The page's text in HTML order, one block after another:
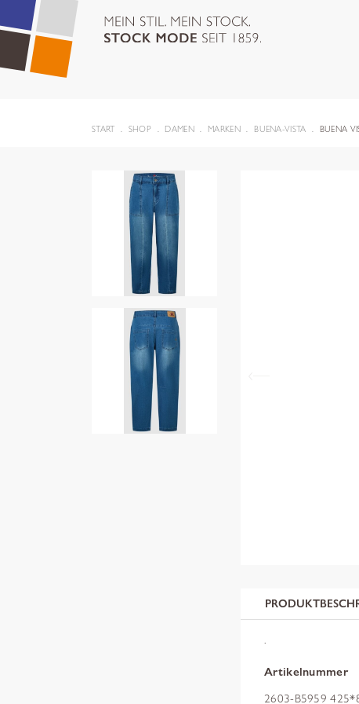
START SHOP DAMEN MARKEN BUENA-VISTA BUENA
.
Artikelnummer
2603-B5959